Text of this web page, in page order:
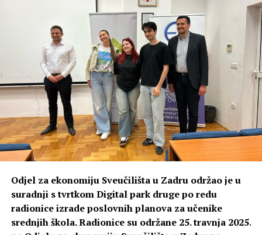
Odjel za ekonomiju Sveučilišta u Zadru održao je u
suradnji s tvrtkom Digital park druge po redu
radionice izrade poslovnih planova za učenike
srednjih škola. Radionice su održane 25. travnja 2025.